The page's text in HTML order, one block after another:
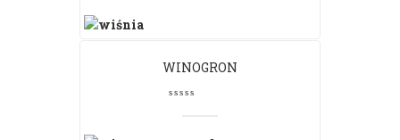
WINOGRON